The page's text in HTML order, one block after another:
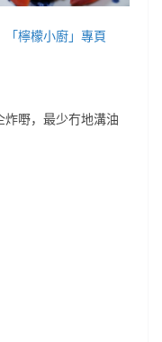
「檸檬小廚」專頁
炸嘢，最少冇地溝油